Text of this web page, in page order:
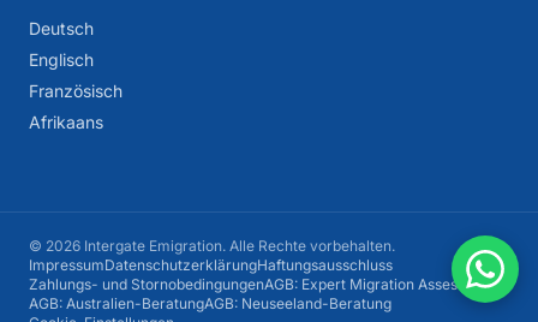
Deutsch
Englisch
Französisch
Afrikaans
© 2026 Intergate Emigration. Alle Rechte vorbehalten.
ImpressumDatenschutzerklärungHaftungsausschluss
Zahlungs- und StornobedingungenAGB: Expert Migration Assessment
AGB: Australien-BeratungAGB: Neuseeland-Beratung